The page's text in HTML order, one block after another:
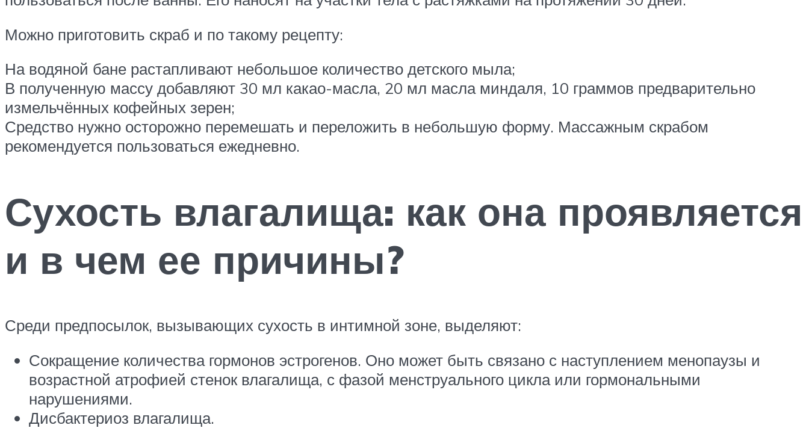
Можно приготовить скраб и по такому рецепту:
На водяной бане растапливают небольшое количество детского мыла;
В полученную массу добавляют 30 мл какао-масла, 20 мл масла миндаля, 10 граммов предварительно
измельчённых кофейных зерен;
Средство нужно осторожно перемешать и переложить в небольшую форму. Массажным скрабом
рекомендуется пользоваться ежедневно.
Сухость влагалища: как она проявляется
и в чем ее причины?
Среди предпосылок, вызывающих сухость в интимной зоне, выделяют:
Сокращение количества гормонов эстрогенов. Оно может быть связано с наступлением менопаузы и
возрастной атрофией стенок влагалища, с фазой менструального цикла или гормональными
нарушениями.
Дисбактериоз влагалища.